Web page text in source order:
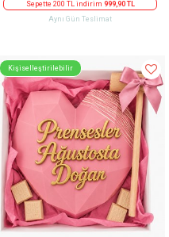
Sepette 200 TL indirim 999,90 TL
Aynı Gün Teslimat
Kişiselleştirilebilir